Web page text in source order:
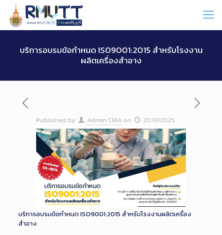
Content
บริการอบรมข้อกำหนด ISO9001:2015 สำหรับโรงงาน
ผลิตเครื่องสำอาง
Published by Admin CRIA on 20/11/2025
บริการอบรมข้อกำหนด ISO9001:2015 สำหรับโรงงานผลิตเครื่อง
สำอาง